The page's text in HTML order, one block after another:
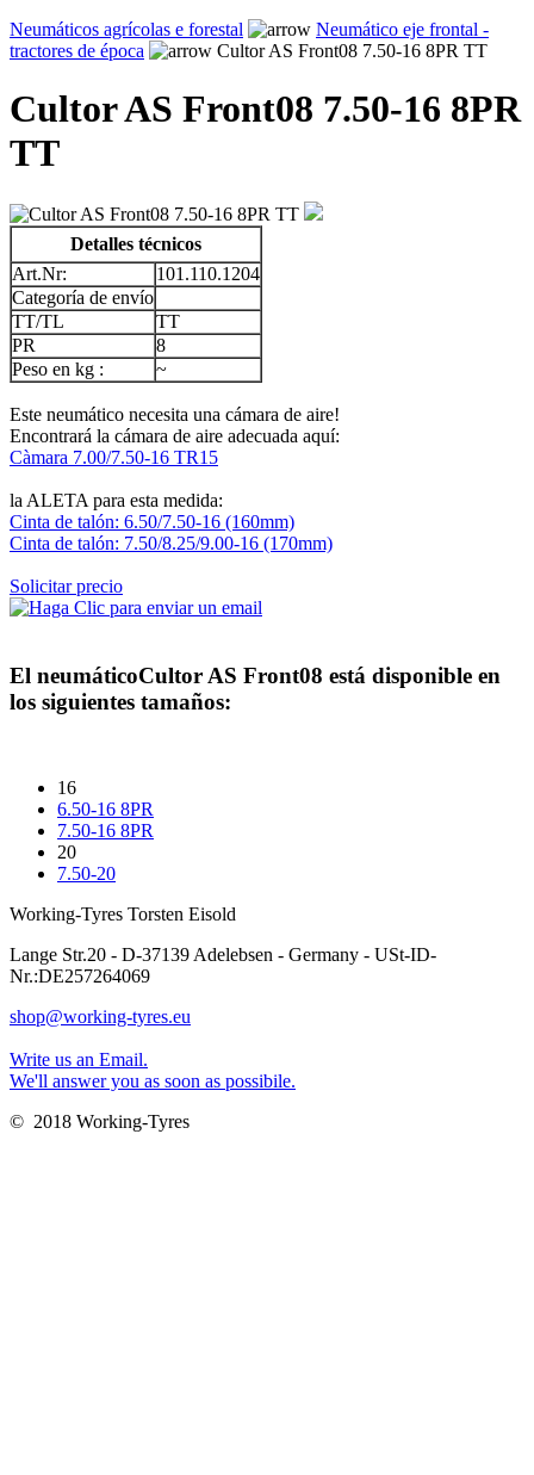
Neumáticos agrícolas e forestal
Neumático eje frontal -
tractores de época
Cultor AS Front08 7.50-16 8PR TT
Cultor AS Front08 7.50-16 8PR
TT
Detalles técnicos
Art.Nr:
101.110.1204
Categoría de envío
TT/TL
TT
PR
8
Peso en kg :
~
Este neumático necesita una cámara de aire!
Encontrará la cámara de aire adecuada aquí:
Càmara 7.00/7.50-16 TR15
la ALETA para esta medida:
Cinta de talón: 6.50/7.50-16 (160mm)
Cinta de talón: 7.50/8.25/9.00-16 (170mm)
Solicitar precio
El neumáticoCultor AS Front08 está disponible en
los siguientes tamaños:
16
6.50-16 8PR
7.50-16 8PR
20
7.50-20
Working-Tyres Torsten Eisold
Lange Str.20 - D-37139 Adelebsen - Germany - USt-ID-
Nr.:DE257264069
shop@working-tyres.eu
Write us an Email.
We'll answer you as soon as possibile.
© 2018 Working-Tyres